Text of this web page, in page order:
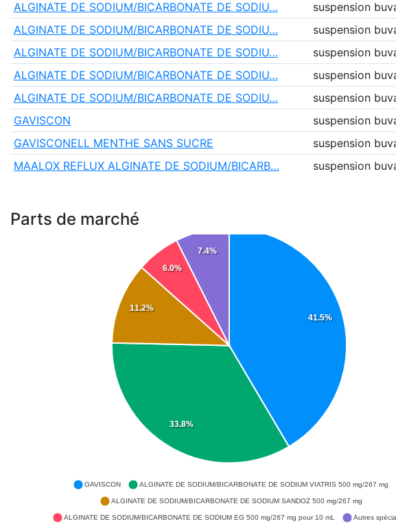
ALGINATE DE SODIUM/BICARBONATE DE SODIU…
suspension
ALGINATE DE SODIUM/BICARBONATE DE SODIU…
suspension
ALGINATE DE SODIUM/BICARBONATE DE SODIU…
suspension
ALGINATE DE SODIUM/BICARBONATE DE SODIU…
suspension
ALGINATE DE SODIUM/BICARBONATE DE SODIU…
suspension
GAVISCON
suspension
GAVISCONELL MENTHE SANS SUCRE
suspension
MAALOX REFLUX ALGINATE DE SODIUM/BICARB…
suspension
Parts de marché
41.5%
33.8%
11.2%
6.0%
7.4%
GAVISCON ALGINATE DE SODIUM/BICARBONATE DE SODIUM VIATRIS 500 mg/267 mg
ALGINATE DE SODIUM/BICARBONATE DE SODIUM SANDOZ 500 mg/267 mg
ALGINATE DE SODIUM/BICARBONATE DE SODIUM EG 500 mg/267 mg pour 10 mL Autres